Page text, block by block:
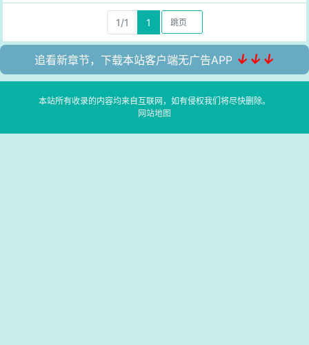
1/1 1
追看新章节，下载本站客户端无广告APP ↓↓↓
本站所有收录的内容均来自互联网，如有侵权我们将尽快删除。
网站地图